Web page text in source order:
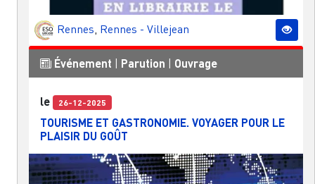
Rennes, Rennes - Villejean
Événement Parution Ouvrage
le 26-12-2025
TOURISME ET GASTRONOMIE. VOYAGER POUR LE
PLAISIR DU GOÛT